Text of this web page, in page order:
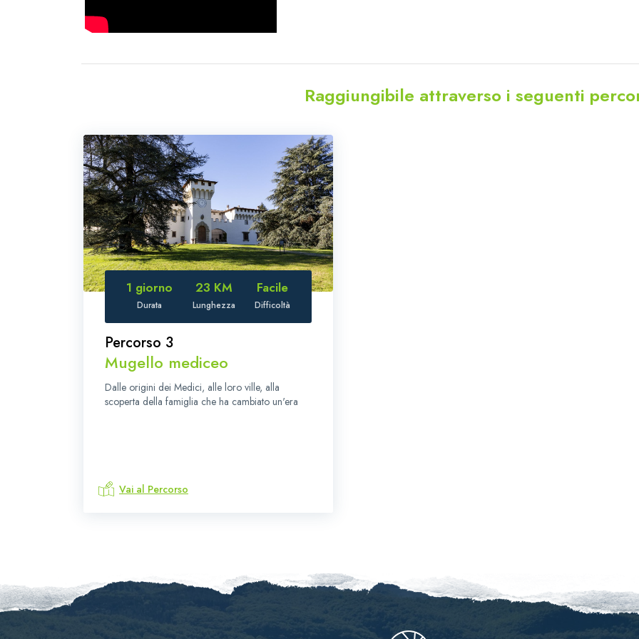
Raggiungibile attraverso i seguenti
Percorso 3
Mugello mediceo
Durata
1 giorno
Lunghezza
23 KM
Difficoltà
Facile
Dalle origini dei Medici, alle loro ville, alla
scoperta della famiglia che ha cambiato un'era
Vai al Percorso